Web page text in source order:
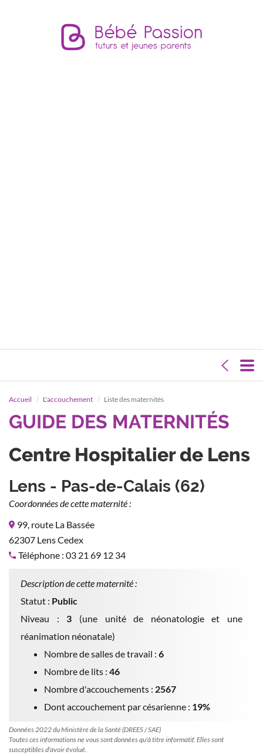
Accueil L'accouchement Liste des maternités
GUIDE DES MATERNITÉS
Centre Hospitalier de Lens
Lens - Pas-de-Calais (62)
Coordonnées de cette maternité :
99, route La Bassée
62307 Lens Cedex
Téléphone : 03 21 69 12 34
Description de cette maternité :
Statut : Public
Niveau : 3 (une unité de néonatologie et une
réanimation néonatale)
Nombre de salles de travail : 6
Nombre de lits : 46
Nombre d'accouchements : 2567
Dont accouchement par césarienne : 19%
Données 2022 du Ministère de la Santé (DREES / SAE)
Toutes ces informations ne vous sont données qu'à titre informatif. Elles sont
susceptibles d'avoir évolué.